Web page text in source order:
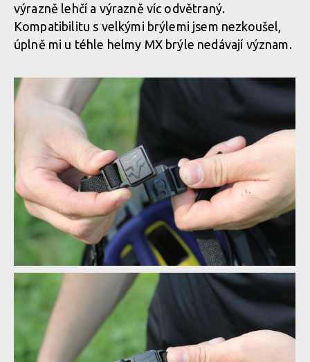
výrazně lehčí a výrazně víc odvětraný.
Kompatibilitu s velkými brýlemi jsem nezkoušel,
úplně mi u téhle helmy MX brýle nedávají význam.
Test: Fox Flux - legendární helma zcela v novém
Test: Fox Flux - legendární helma zcela v novém